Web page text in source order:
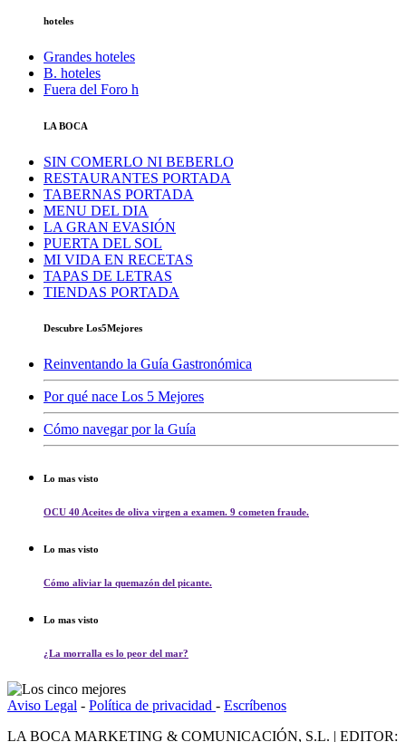
hoteles
Grandes hoteles
B. hoteles
Fuera del Foro h
LA BOCA
SIN COMERLO NI BEBERLO
RESTAURANTES PORTADA
TABERNAS PORTADA
MENU DEL DIA
LA GRAN EVASIÓN
PUERTA DEL SOL
MI VIDA EN RECETAS
TAPAS DE LETRAS
TIENDAS PORTADA
Descubre Los5Mejores
Reinventando la Guía Gastronómica
Por qué nace Los 5 Mejores
Cómo navegar por la Guía
Lo mas visto
OCU 40 Aceites de oliva virgen a examen. 9 cometen fraude.
Lo mas visto
Cómo aliviar la quemazón del picante.
Lo mas visto
¿La morralla es lo peor del mar?
Aviso Legal - Política de privacidad - Escríbenos
LA BOCA MARKETING & COMUNICACIÓN, S.L. | EDITOR: